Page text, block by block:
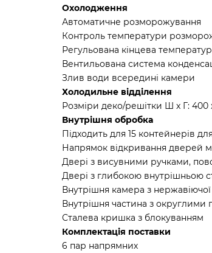
Охолодження
Автоматичне розморожування
Контроль температури
Регульована кінцева
Вентильована система
Злив води всередині камери
Холодильне відділення
Розміри деко/решітки Ш x Г: 400
Внутрішня обробка
Підходить для 15 контейнерів
Напрямок відкривання дверей
Двері з висувними ручками,
Двері з глибокою внутрішньою
Внутрішня камера з нержавіючої
Внутрішня частина з
Сталева кришка з блокуванням
Комплектація поставки
6 пар напрямних